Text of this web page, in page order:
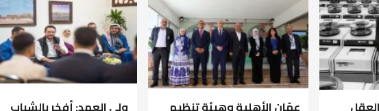
عمّان الأهلية وهيئة تنظيم ولي العهد: أفخر بالشباب